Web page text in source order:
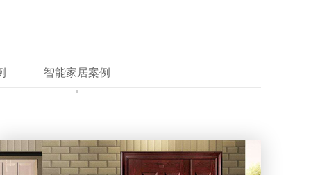
智能家居案例